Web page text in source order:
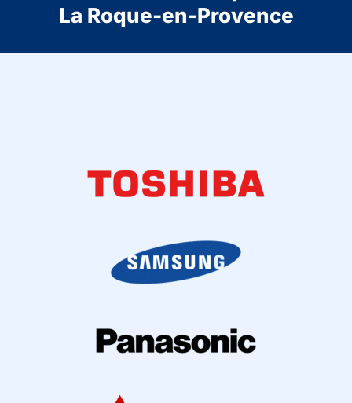
La Roque-en-Provence